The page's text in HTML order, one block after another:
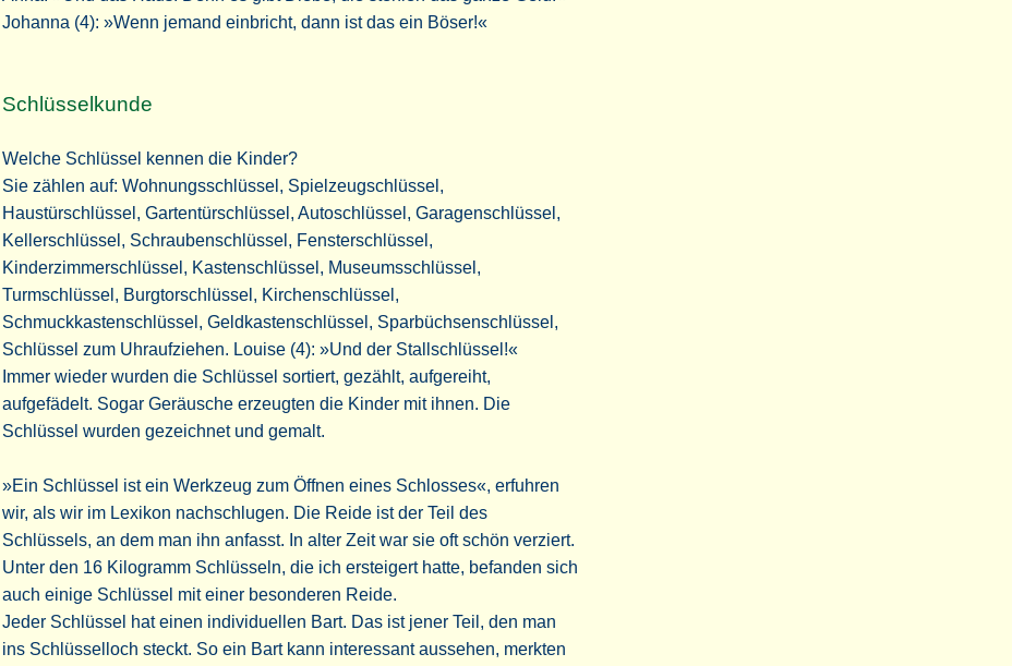
Johanna (4): »Wenn jemand einbricht, dann ist das ein Böser!«
Schlüsselkunde
Welche Schlüssel kennen die Kinder?
Sie zählen auf: Wohnungsschlüssel, Spielzeugschlüssel,
Haustürschlüssel, Gartentürschlüssel, Autoschlüssel, Garagenschlüssel,
Kellerschlüssel, Schraubenschlüssel, Fensterschlüssel,
Kinderzimmerschlüssel, Kastenschlüssel, Museumsschlüssel,
Turmschlüssel, Burgtorschlüssel, Kirchenschlüssel,
Schmuckkastenschlüssel, Geldkastenschlüssel, Sparbüchsenschlüssel,
Schlüssel zum Uhraufziehen. Louise (4): »Und der Stallschlüssel!«
Immer wieder wurden die Schlüssel sortiert, gezählt, aufgereiht,
aufgefädelt. Sogar Geräusche erzeugten die Kinder mit ihnen. Die
Schlüssel wurden gezeichnet und gemalt.
»Ein Schlüssel ist ein Werkzeug zum Öffnen eines Schlosses«, erfuhren
wir, als wir im Lexikon nachschlugen. Die Reide ist der Teil des
Schlüssels, an dem man ihn anfasst. In alter Zeit war sie oft schön verziert.
Unter den 16 Kilogramm Schlüsseln, die ich ersteigert hatte, befanden sich
auch einige Schlüssel mit einer besonderen Reide.
Jeder Schlüssel hat einen individuellen Bart. Das ist jener Teil, den man
ins Schlüsselloch steckt. So ein Bart kann interessant aussehen, merkten